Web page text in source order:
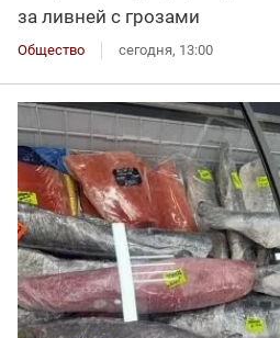
за ливней с грозами
Общество сегодня, 13:00